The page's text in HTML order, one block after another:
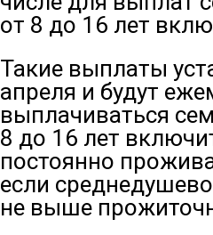
от 8 до 16 лет
Такие выплаты
апреля и будут
выплачиваться
8 до 16 лет
постоянно
если
не выше